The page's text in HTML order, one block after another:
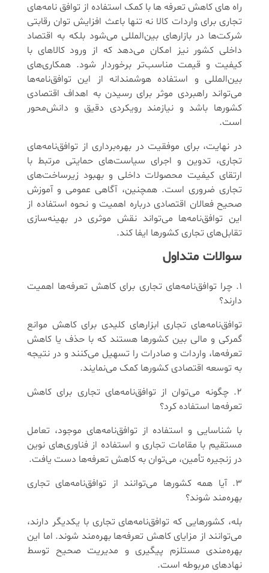
راه های کاهش تعرفه ها با کمک استفاده از توافق‌ نامه‌های
تجاری برای واردات کالا نه تنها باعث افزایش توان رقابتی
شرکت‌ها در بازارهای بین‌المللی می‌شود بلکه به اقتصاد
داخلی کشور نیز امکان می‌دهد که از ورود کالاهای با
کیفیت و قیمت مناسب‌تر برخوردار شود. همکاری‌های
بین‌المللی و استفاده هوشمندانه از این توافق‌نامه‌ها
می‌تواند راهبردی موثر برای رسیدن به اهداف اقتصادی
کشورها باشد و نیازمند رویکردی دقیق و دانش‌محور
است.
در نهایت، برای موفقیت در بهره‌برداری از توافق‌نامه‌های
تجاری، تدوین و اجرای سیاست‌های حمایتی مرتبط با
ارتقای کیفیت محصولات داخلی و بهبود زیرساخت‌های
تجاری ضروری است. همچنین، آگاهی عمومی و آموزش
صحیح فعالان اقتصادی درباره اهمیت و نحوه استفاده از
این توافق‌نامه‌ها می‌تواند نقش موثری در بهینه‌سازی
تقابل‌های تجاری کشورها ایفا کند.
سوالات متداول
1. چرا توافق‌نامه‌های تجاری برای کاهش تعرفه‌ها اهمیت
دارند؟
توافق‌نامه‌های تجاری ابزارهای کلیدی برای کاهش موانع
گمرکی و مالی بین کشورها هستند که با حذف یا کاهش
تعرفه‌ها، واردات و صادرات را تسهیل می‌کنند و در نتیجه
به توسعه اقتصادی کشورها کمک می‌نمایند.
2. چگونه می‌توان از توافق‌نامه‌های تجاری برای کاهش
تعرفه‌ها استفاده کرد؟
با شناسایی و استفاده از توافق‌نامه‌های موجود، تعامل
مستقیم با مقامات تجاری و استفاده از فناوری‌های نوین
در زنجیره تأمین، می‌توان به کاهش تعرفه‌ها دست یافت.
3. آیا همه کشورها می‌توانند از توافق‌نامه‌های تجاری
بهره‌مند شوند؟
بله، کشورهایی که توافق‌نامه‌های تجاری با یکدیگر دارند،
می‌توانند از مزایای کاهش تعرفه‌ها بهره‌مند شوند. اما این
بهره‌مندی مستلزم پیگیری و مدیریت صحیح توسط
نهادهای مربوطه است.